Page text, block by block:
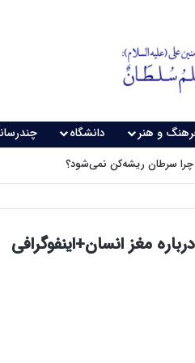
و هنر دانشگاه
چرا سرطان ریشه‌کن نمی‌شود؟
مغز انسان+اینفوگرافی